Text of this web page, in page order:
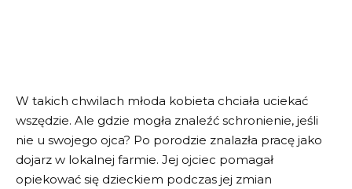
W takich chwilach młoda kobieta chciała uciekać
wszędzie. Ale gdzie mogła znaleźć schronienie, jeśli
nie u swojego ojca? Po porodzie znalazła pracę jako
dojarz w lokalnej farmie. Jej ojciec pomagał
opiekować się dzieckiem podczas jej zmian